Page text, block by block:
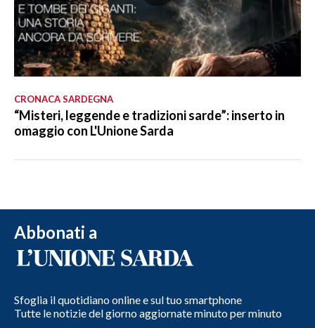
CRONACA SARDEGNA
“Misteri, leggende e tradizioni sarde”: inserto in
omaggio con L'Unione Sarda
Abbonati a
Sfoglia il quotidiano online e sul tuo smartphone
Tutte le notizie del giorno aggiornate minuto per minuto